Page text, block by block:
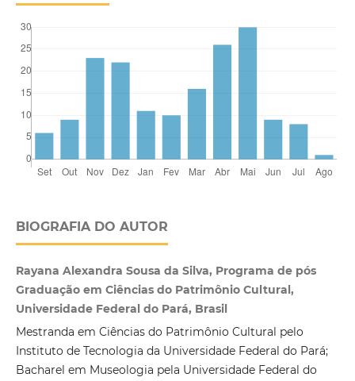
BIOGRAFIA DO AUTOR
Rayana Alexandra Sousa da Silva, Programa de pós
Graduação em Ciências do Patrimônio Cultural,
Universidade Federal do Pará, Brasil
Mestranda em Ciências do Patrimônio Cultural pelo
Instituto de Tecnologia da Universidade Federal do Pará;
Bacharel em Museologia pela Universidade Federal do